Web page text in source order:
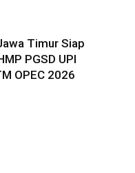
Timur Siap
PGSD UPI
OPEC 2026